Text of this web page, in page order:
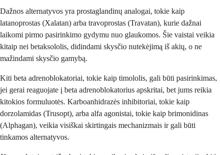
Dažnos alternatyvos yra prostaglandinų analogai, tokie kaip
latanoprostas (Xalatan) arba travoprostas (Travatan), kurie dažnai
laikomi pirmo pasirinkimo gydymu nuo glaukomos. Šie vaistai veikia
kitaip nei betaksololis, didindami skysčio nutekėjimą iš akių, o ne
mažindami skysčio gamybą.
Kiti beta adrenoblokatoriai, tokie kaip timololis, gali būti pasirinkimas,
jei gerai reaguojate į beta adrenoblokatorius apskritai, bet jums reikia
kitokios formuluotės. Karboanhidrazės inhibitoriai, tokie kaip
dorzolamidas (Trusopt), arba alfa agonistai, tokie kaip brimonidinas
(Alphagan), veikia visiškai skirtingais mechanizmais ir gali būti
tinkamos alternatyvos.